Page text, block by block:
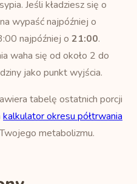
Jeśli kładziesz się o
wypaść najpóźniej o
najpóźniej o 21:00.
waha się od około 2 do
jako punkt wyjścia.
tabelę ostatnich porcji
kalkulator okresu półtrwania
metabolizmu.